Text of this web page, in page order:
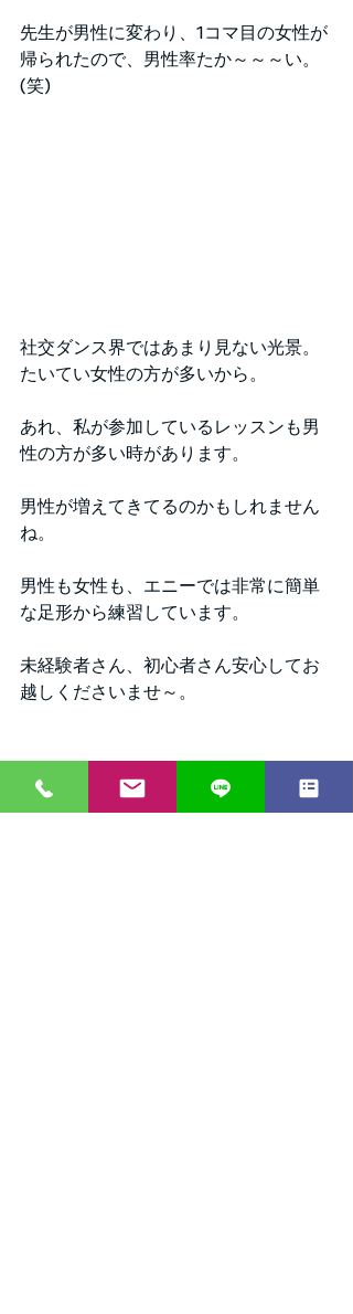
先生が男性に変わり、1コマ目の女性が
帰られたので、男性率たか～～～い。
(笑)
社交ダンス界ではあまり見ない光景。
たいてい女性の方が多いから。
あれ、私が参加しているレッスンも男
性の方が多い時があります。
男性が増えてきてるのかもしれません
ね。
男性も女性も、エニーでは非常に簡単
な足形から練習しています。
未経験者さん、初心者さん安心してお
越しくださいませ～。